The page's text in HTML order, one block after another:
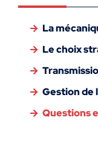
La
Le choix
Gestion de
Questions